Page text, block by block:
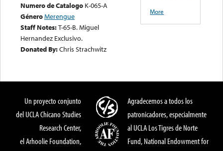
Numero de Catalogo K-065-A
GéneroMerengue
Staff Notes:T-65-B. Miguel
Hernandez Exclusivo.
Donated By:Chris Strachwitz
More
Un proyecto conjunto
del UCLA Chicano Studies
Research Center,
el Arhoolie Foundation,
Agradecemos a todos los
patronicadores, especialmente
al UCLA Los Tigres de Norte
Fund, National Endowment for